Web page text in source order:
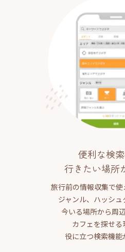
便利な検
行きたい場所
旅行前の情報収集で使
ジャンル、ハッシュ
今いる場所から周
カフェを探せる
役に立つ検索機能